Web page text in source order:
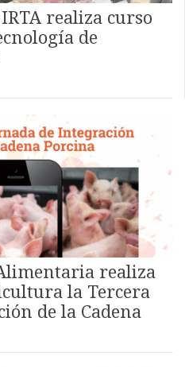
realiza curso
de
realiza
la Tercera
de la Cadena